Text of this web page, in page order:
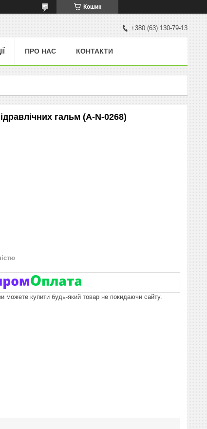
Кошик
+380 (63) 130-79-13
ПРО НАС КОНТАКТИ
гальм (A-N-0268)
можете купити будь-який товар не покидаючи сайту.